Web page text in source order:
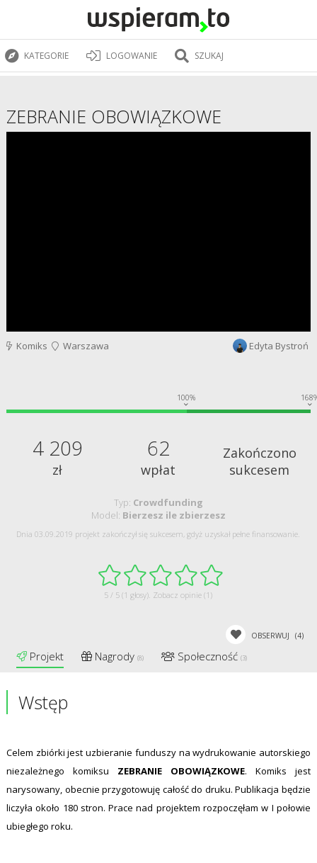
KATEGORIE LOGOWANIE SZUKAJ
ZEBRANIE OBOWIĄZKOWE
Komiks Warszawa Edyta Bystroń
100%
4 209
zł
62
wpłat
Zakończono
sukcesem
Typ: Crowdfunding
Model: Bierzesz ile zbierzesz
Dnia 03.09.2019 projekt zakończył się sukcesem, gdyż uzyskał pełne finansowanie.
5 / 5 (1 głosy). Zobacz opinie (1)
OBSERWUJ (4)
Projekt Nagrody(8) Społeczność(3)
Wstęp
Celem zbiórki jest uzbieranie funduszy na wydrukowanie autorskiego
niezależnego komiksu ZEBRANIE OBOWIĄZKOWE. Komiks jest
narysowany, obecnie przygotowuję całość do druku. Publikacja będzie
liczyła około 180 stron. Prace nad projektem rozpoczęłam w I połowie
ubiegłego roku.